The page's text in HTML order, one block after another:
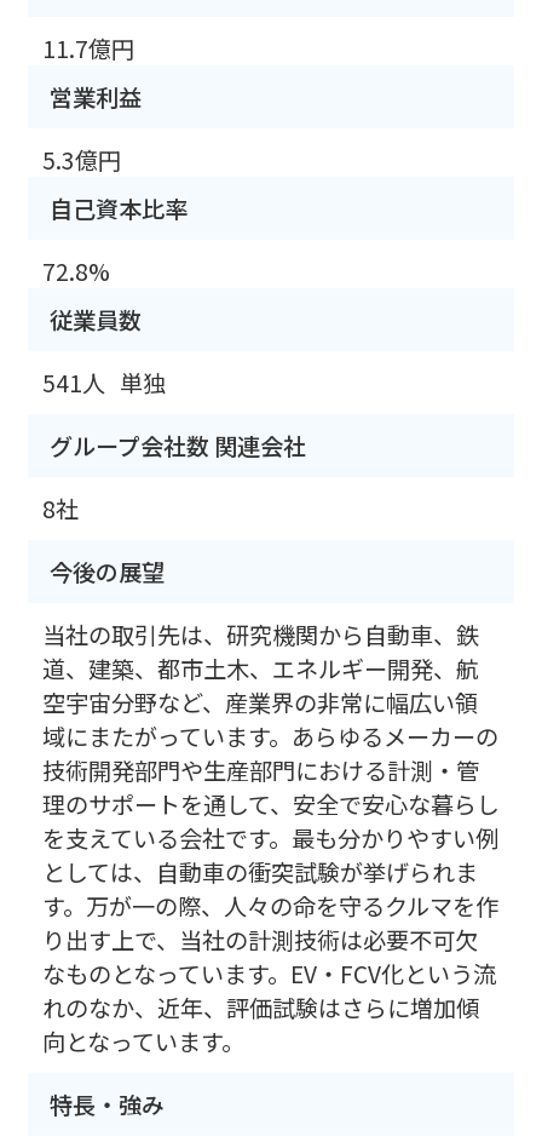
11.7億円
営業利益
5.3億円
自己資本比率
72.8%
従業員数
541人 単独
グループ会社数 関連会社
8社
今後の展望
当社の取引先は、研究機関から自動車、鉄
道、建築、都市土木、エネルギー開発、航
空宇宙分野など、産業界の非常に幅広い領
域にまたがっています。あらゆるメーカーの
技術開発部門や生産部門における計測・管
理のサポートを通して、安全で安心な暮らし
を支えている会社です。最も分かりやすい例
としては、自動車の衝突試験が挙げられま
す。万が一の際、人々の命を守るクルマを作
り出す上で、当社の計測技術は必要不可欠
なものとなっています。EV・FCV化という流
れのなか、近年、評価試験はさらに増加傾
向となっています。
特長・強み